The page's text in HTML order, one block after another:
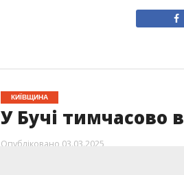
КИЇВЩИНА
У Бучі тимчасово
Опубліковано 03.03.2025